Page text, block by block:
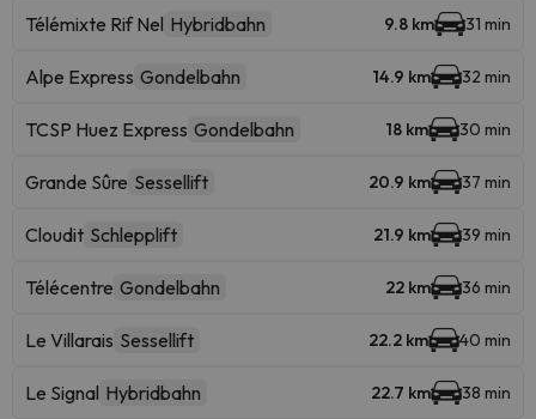
Télémixte Rif Nel Hybridbahn 9.8 km 31 min
Alpe Express Gondelbahn 14.9 km 32 min
TCSP Huez Express Gondelbahn 18 km 30 min
Grande Sûre Sessellift 20.9 km 37 min
Cloudit Schlepplift 21.9 km 39 min
Télécentre Gondelbahn 22 km 36 min
Le Villarais Sessellift 22.2 km 40 min
Le Signal Hybridbahn 22.7 km 38 min